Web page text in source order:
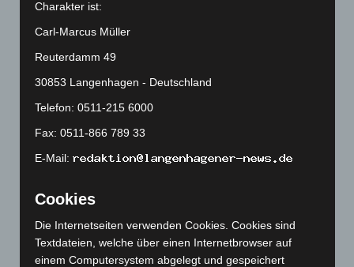
Januar 2023(140)
Dezember 2022(130)
November 2022 (167)
Oktober 2022(166)
August 2022(166)
Juli 2022(133)
Juni 2022(167)
Charakter ist:
Carl-Marcus Müller
Reuterdamm 49
30853 Langenhagen - Deutschland
Telefon: 0511-215 6000
Fax: 0511-866 789 33
E-Mail:
Cookies
Die Internetseiten verwenden Cookies. Cookies sind
Textdateien, welche über einen Internetbrowser auf
einem Computersystem abgelegt und gespeichert